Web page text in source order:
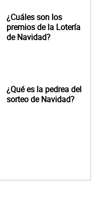
¿Cuáles son los
premios de la Lotería
de Navidad?
¿Qué es la pedrea del
sorteo de Navidad?